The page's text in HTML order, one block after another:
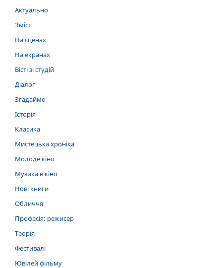
Актуально
Зміст
На сценах
На екранах
Вісті зі студій
Діалог
Згадаймо
Історія
Класика
Мистецька хроніка
Молоде кіно
Музика в кіно
Нові книги
Обличчя
Професія: режисер
Теорія
Фестивалі
Ювілей фільму